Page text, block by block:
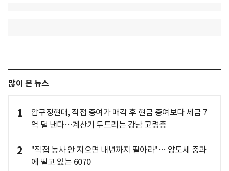
많이 본 뉴스
1
압구정현대, 직접 증여가 매각 후 현금 증여보다 세금 7
억 덜 낸다…계산기 두드리는 강남 고령층
2
"직접 농사 안 지으면 내년까지 팔아라"… 양도세 중과
에 떨고 있는 6070